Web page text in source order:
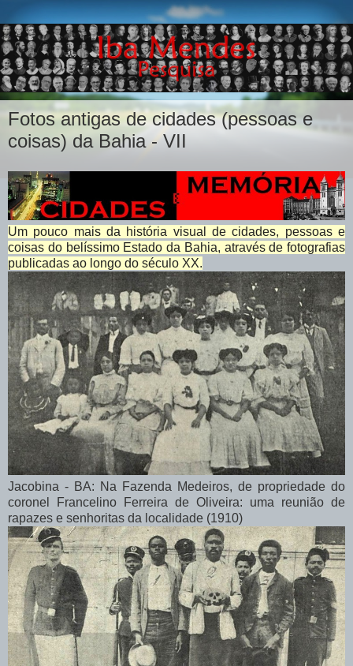
Fotos antigas de cidades (pessoas e
coisas) da Bahia - VII
Um pouco mais da história visual de cidades, pessoas e
coisas do belíssimo Estado da Bahia, através de fotografias
publicadas ao longo do século XX.
Jacobina - BA: Na Fazenda Medeiros, de propriedade do
coronel Francelino Ferreira de Oliveira: uma reunião de
rapazes e senhoritas da localidade (1910)